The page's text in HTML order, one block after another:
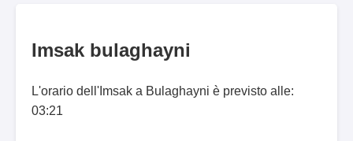
Imsak bulaghayni
L'orario dell'Imsak a Bulaghayni è previsto alle:
03:21